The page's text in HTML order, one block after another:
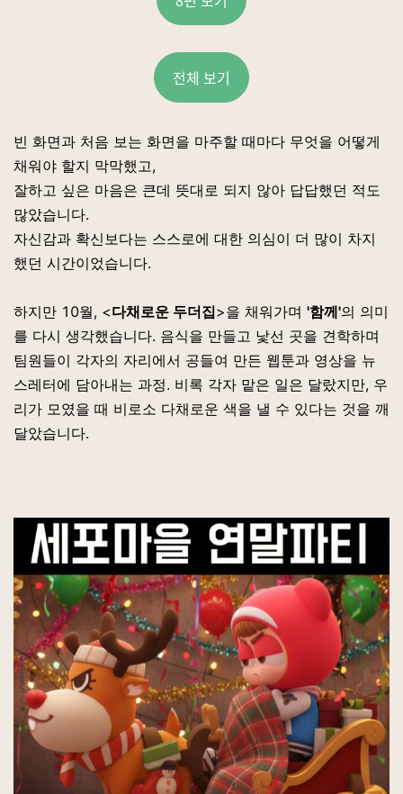
전체 보기
빈 화면과 처음 보는 화면을 마주할 때마다 무엇을 어떻게
채워야 할지 막막했고,
잘하고 싶은 마음은 큰데 뜻대로 되지 않아 답답했던 적도
많았습니다.
자신감과 확신보다는 스스로에 대한 의심이 더 많이 차지
했던 시간이었습니다.
하지만 10월, <다채로운 두더집>을 채워가며 '함께'의 의미
를 다시 생각했습니다. 음식을 만들고 낯선 곳을 견학하며
팀원들이 각자의 자리에서 공들여 만든 웹툰과 영상을 뉴
스레터에 담아내는 과정. 비록 각자 맡은 일은 달랐지만, 우
리가 모였을 때 비로소 다채로운 색을 낼 수 있다는 것을 깨
달았습니다.